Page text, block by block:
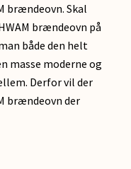
brændeovn. Skal
brændeovn på
både den helt
masse moderne og
Derfor vil der
brændeovn der